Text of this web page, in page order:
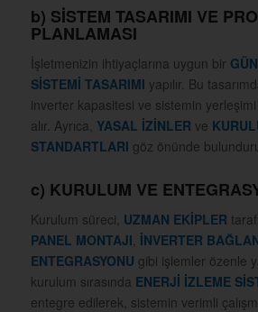
b) SİSTEM TASARIMI VE
PLANLAMASI
İşletmenizin ihtiyaçlarına uygun bir
SİSTEMİ TASARIMI yapılır. Bu
inverter kapasitesi ve sistemin
alır. Ayrıca, YASAL İZİNLER ve
STANDARTLARI göz önünde
c) KURULUM VE
Kurulum süreci, UZMAN EKİPLER
PANEL MONTAJI İNVERTER
ENTEGRASYONU gibi işlemler özenle
kurulum sırasında ENERJİ İZLEME
entegre edilerek, sistemin verimli